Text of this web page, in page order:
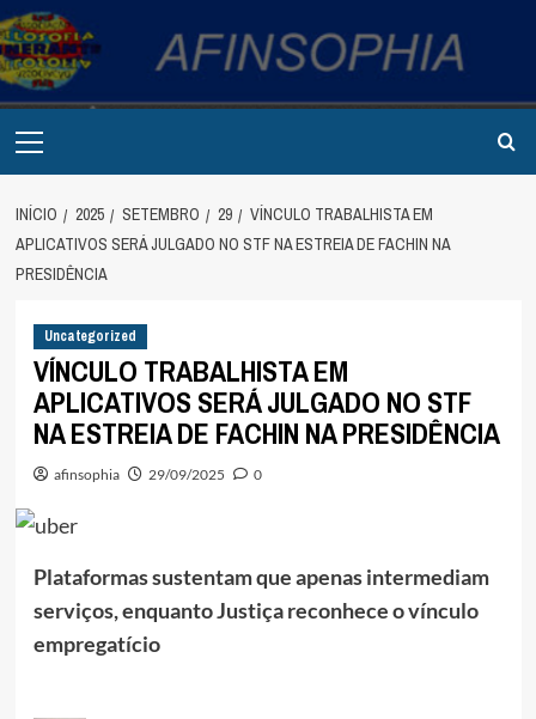
Avançar
para
o
conteúdo
Menu
INÍCIO 2025 SETEMBRO 29
VÍNCULO TRABALHISTA EM
APLICATIVOS SERÁ JULGADO NO STF NA ESTREIA DE FACHIN NA
PRESIDÊNCIA
Uncategorized
VÍNCULO TRABALHISTA EM
APLICATIVOS SERÁ JULGADO NO STF
NA ESTREIA DE FACHIN NA PRESIDÊNCIA
afinsophia 29/09/2025 0
Plataformas sustentam que apenas intermediam
serviços, enquanto Justiça reconhece o vínculo
empregatício